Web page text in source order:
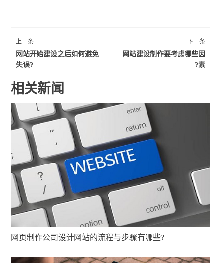
上一条
网站开始建设之后如何避免
失误?
下一条
网站建设制作要考虑哪些因
素?
相关新闻
网页制作公司设计网站的流程与步骤有哪些?